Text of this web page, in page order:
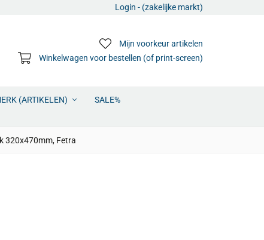
Login - (zakelijke markt)
Mijn voorkeur artikelen
Winkelwagen voor bestellen (of print-screen)
(ARTIKELEN) SALE%
320x470mm, Fetra